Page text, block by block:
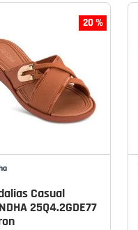
20 %
Casual
25Q4.2GDE77